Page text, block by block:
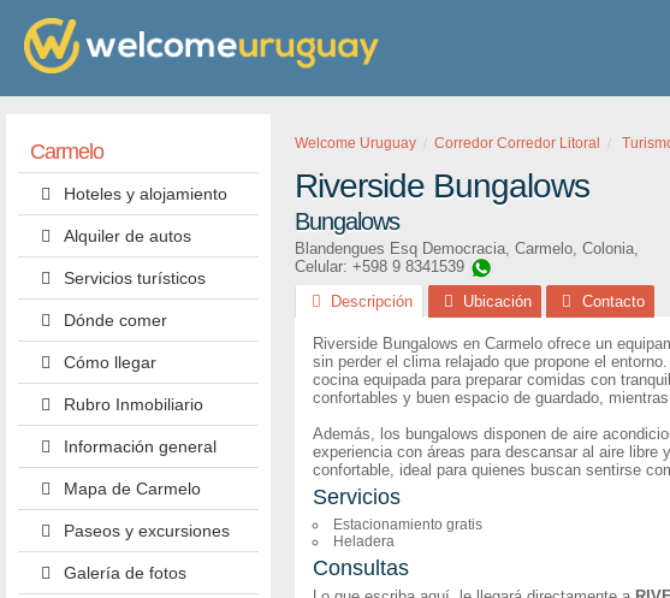
Carmelo
Hoteles y alojamiento
Alquiler de autos
Servicios turísticos
Dónde comer
Cómo llegar
Rubro Inmobiliario
Información general
Mapa de Carmelo
Paseos y excursiones
Galería de fotos
Welcome Uruguay Corredor Corredor Litoral
Riverside Bungalows
Bungalows
Blandengues Esq Democracia, Carmelo, Colonia,
Celular: +598 9 8341539
Descripción
Ubicación Contacto
Riverside Bungalows en Carmelo ofrece un
sin perder el clima relajado que propone el
cocina equipada para preparar comidas con
confortables y buen espacio de guardado,
Además, los bungalows disponen de aire
experiencia con áreas para descansar al aire libre
confortable, ideal para quienes buscan sentirse
Servicios
Estacionamiento gratis
Heladera
Consultas